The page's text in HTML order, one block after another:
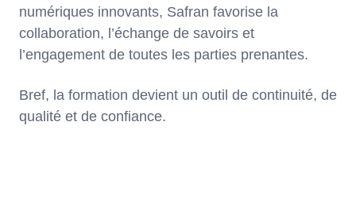
numériques innovants, Safran favorise la
collaboration, l’échange de savoirs et
l’engagement de toutes les parties prenantes.
Bref, la formation devient un outil de continuité, de
qualité et de confiance.